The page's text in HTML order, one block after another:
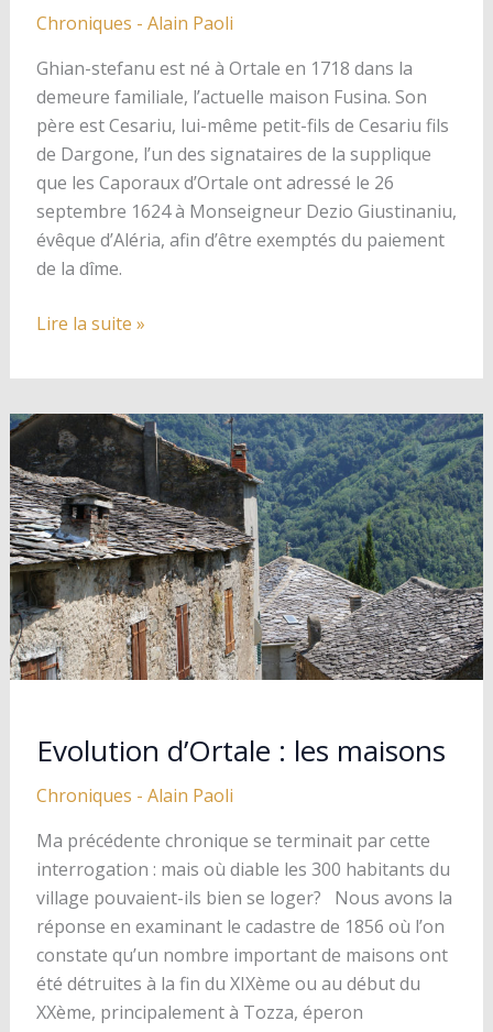
Chroniques - Alain Paoli
Ghian-stefanu est né à Ortale en 1718 dans la
demeure familiale, l’actuelle maison Fusina. Son
père est Cesariu, lui-même petit-fils de Cesariu fils
de Dargone, l’un des signataires de la supplique
que les Caporaux d’Ortale ont adressé le 26
septembre 1624 à Monseigneur Dezio Giustinaniu,
évêque d’Aléria, afin d’être exemptés du paiement
de la dîme.
2018,
de
la
naissance
d’un
« sgiò »
d’Ortale
:
Ghian-
stefanu
Paoli
Lire la suite »
Evolution d’Ortale : les maisons
Chroniques - Alain Paoli
Ma précédente chronique se terminait par cette
interrogation : mais où diable les 300 habitants du
village pouvaient-ils bien se loger? Nous avons la
réponse en examinant le cadastre de 1856 où l’on
constate qu’un nombre important de maisons ont
été détruites à la fin du XIXème ou au début du
XXème, principalement à Tozza, éperon